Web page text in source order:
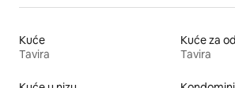
Kuće
Tavira
Kuće za
Tavira